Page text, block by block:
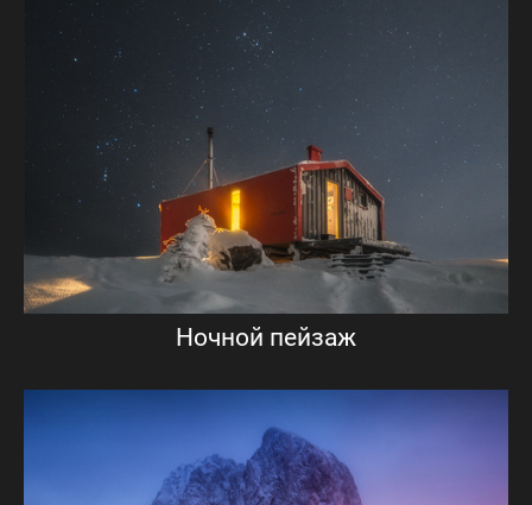
Ночной пейзаж